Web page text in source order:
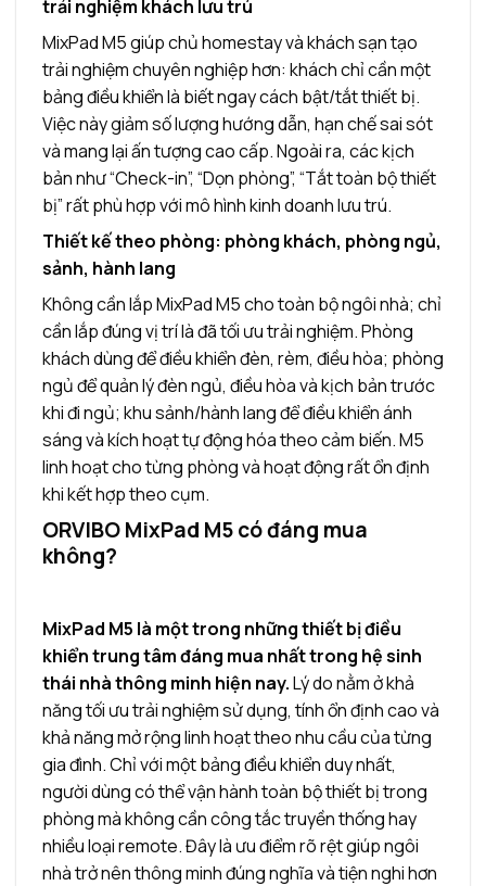
trải nghiệm khách lưu trú
MixPad M5 giúp chủ homestay và khách sạn tạo
trải nghiệm chuyên nghiệp hơn: khách chỉ cần một
bảng điều khiển là biết ngay cách bật/tắt thiết bị.
Việc này giảm số lượng hướng dẫn, hạn chế sai sót
và mang lại ấn tượng cao cấp. Ngoài ra, các kịch
bản như “Check-in”, “Dọn phòng”, “Tắt toàn bộ thiết
bị” rất phù hợp với mô hình kinh doanh lưu trú.
Thiết kế theo phòng: phòng khách, phòng ngủ,
sảnh, hành lang
Không cần lắp MixPad M5 cho toàn bộ ngôi nhà; chỉ
cần lắp đúng vị trí là đã tối ưu trải nghiệm. Phòng
khách dùng để điều khiển đèn, rèm, điều hòa; phòng
ngủ để quản lý đèn ngủ, điều hòa và kịch bản trước
khi đi ngủ; khu sảnh/hành lang để điều khiển ánh
sáng và kích hoạt tự động hóa theo cảm biến. M5
linh hoạt cho từng phòng và hoạt động rất ổn định
khi kết hợp theo cụm.
ORVIBO MixPad M5 có đáng mua
không?
MixPad M5 là một trong những thiết bị điều
khiển trung tâm đáng mua nhất trong hệ sinh
thái nhà thông minh hiện nay.Lý do nằm ở khả
năng tối ưu trải nghiệm sử dụng, tính ổn định cao và
khả năng mở rộng linh hoạt theo nhu cầu của từng
gia đình. Chỉ với một bảng điều khiển duy nhất,
người dùng có thể vận hành toàn bộ thiết bị trong
phòng mà không cần công tắc truyền thống hay
nhiều loại remote. Đây là ưu điểm rõ rệt giúp ngôi
nhà trở nên thông minh đúng nghĩa và tiện nghi hơn